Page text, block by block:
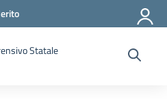
Statale
iniziale della scuola